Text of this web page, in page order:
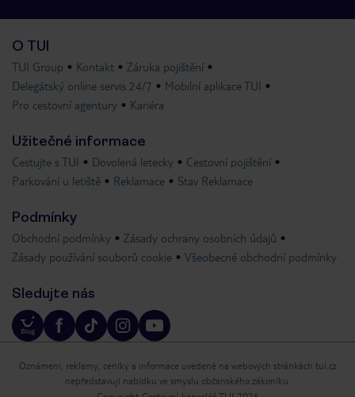
O TUI
TUI Group Kontakt
Záruka pojištění
Delegátský online servis 24/7
Mobilní aplikace TUI
Pro cestovní agentury
Kariéra
Užitečné informace
Cestujte s TUI Dovolená letecky
Cestovní pojištění
Parkování u letiště
Reklamace Stav Reklamace
Podmínky
Obchodní podmínky
Zásady ochrany osobních údajů
Zásady používání souborů cookie
Všeobecné obchodní podmínky
Sledujte nás
Oznámení, reklamy, ceníky a informace uvedené na webových stránkách tui.cz
nepředstavují nabídku ve smyslu občanského zákoníku.